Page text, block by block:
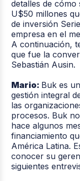
detalles de
U$50 millones
de inversión
empresa en el
A continuación,
que fue la
Sebastián Ausin.
Mario: Buk es
gestión integral
las
procesos. Buk
hace algunos
financiamiento
América Latina.
conocer su
siguientes